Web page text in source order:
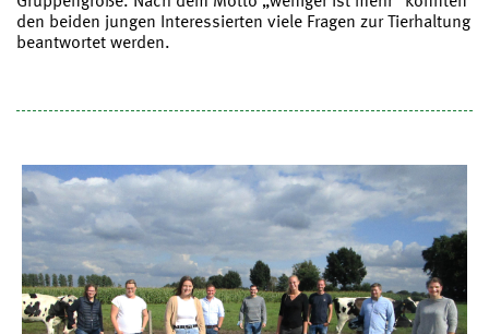
den beiden jungen Interessierten viele Fragen zur Tierhaltung
beantwortet werden.